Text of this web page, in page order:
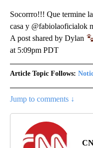
Socorrro!!! Que termine
casa y @fabiolaoficialok
A post shared by Dylan
at 5:09pm PDT
Article Topic Follows:
Jump to comments ↓